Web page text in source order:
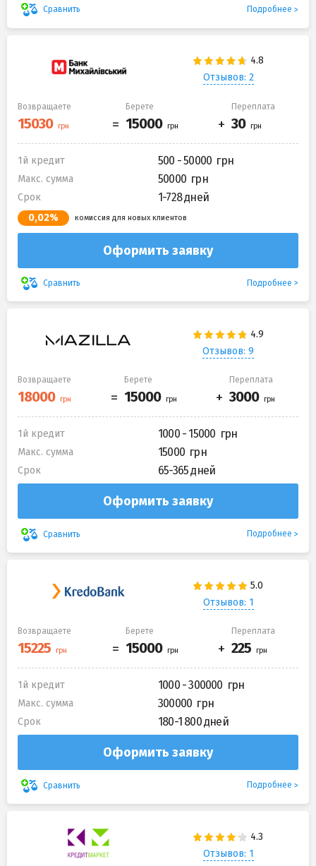
Сравнить Подробнее
Отзывов: 2
Возвращаете Берете Переплата
1й кредит 500 - 50000
Макс. сумма 50000
Срок 1-728 дней
0,02% комиссия для новых клиентов
Оформить заявку
Сравнить Подробнее
Отзывов: 9
Возвращаете Берете Переплата
1й кредит 1000 - 15000
Макс. сумма 15000
Срок 65-365 дней
Оформить заявку
Сравнить Подробнее
Отзывов: 1
Возвращаете Берете Переплата
1й кредит 1000 - 300000
Макс. сумма 300000
Срок 180-1 800 дней
Оформить заявку
Сравнить Подробнее
Отзывов: 1